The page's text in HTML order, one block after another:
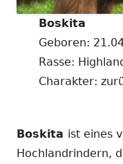
Boskita
Geboren:
Rasse:
Charakter:
Boskita ist eines
Hochlandrindern,